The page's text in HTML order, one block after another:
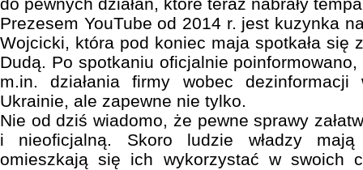
Prezesem YouTube od 2014 r. jest kuzynka
Wojcicki, która pod koniec maja spotkała się
Dudą. Po spotkaniu oficjalnie
m.in. działania firmy wobec
Ukrainie, ale zapewne nie tylko.
Nie od dziś wiadomo, że pewne sprawy
i nieoficjalną. Skoro ludzie władzy
omieszkają się ich wykorzystać w swoich